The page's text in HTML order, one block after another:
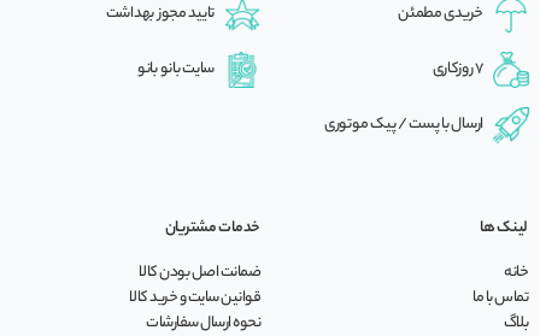
خریدی مطمئن تایید مجوز بهداشت
7 روزکاری سایت بانو بانو
ارسال با پست / پیک موتوری
لینک ها
خانه
تماس با ما
بلاگ
خدمات مشتریان
ضمانت اصل بودن کالا
قوانین سایت و خرید کالا
نحوه ارسال سفارشات